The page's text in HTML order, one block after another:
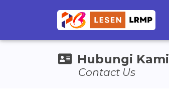
Hubungi Kami
Contact Us